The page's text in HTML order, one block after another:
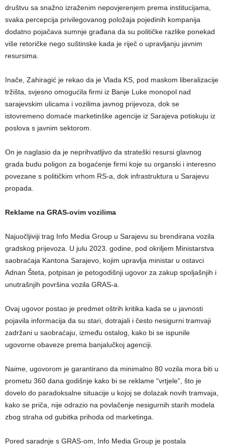
društvu sa snažno izraženim nepovjerenjem prema institucijama,
svaka percepcija privilegovanog položaja pojedinih kompanija
dodatno pojačava sumnje građana da su političke razlike ponekad
više retoričke nego suštinske kada je riječ o upravljanju javnim
resursima.
Inače, Zahiragić je rekao da je Vlada KS, pod maskom liberalizacije
tržišta, svjesno omogućila firmi iz Banje Luke monopol nad
sarajevskim ulicama i vozilima javnog prijevoza, dok se
istovremeno domaće marketinške agencije iz Sarajeva potiskuju iz
poslova s javnim sektorom.
On je naglasio da je neprihvatljivo da strateški resursi glavnog
grada budu poligon za bogaćenje firmi koje su organski i interesno
povezane s političkim vrhom RS-a, dok infrastruktura u Sarajevu
propada.
Reklame na GRAS-ovim vozilima
Najuočljiviji trag Info Media Group u Sarajevu su brendirana vozila
gradskog prijevoza. U julu 2023. godine, pod okriljem Ministarstva
saobraćaja Kantona Sarajevo, kojim upravlja ministar u ostavci
Adnan Šteta, potpisan je petogodišnji ugovor za zakup spoljašnjih i
unutrašnjih površina vozila GRAS-a.
Ovaj ugovor postao je predmet oštrih kritika kada se u javnosti
pojavila informacija da su stari, dotrajali i često nesigurni tramvaji
zadržani u saobraćaju, između ostalog, kako bi se ispunile
ugovorne obaveze prema banjalučkoj agenciji.
Naime, ugovorom je garantirano da minimalno 80 vozila mora biti u
prometu 360 dana godišnje kako bi se reklame “vrtjele”, što je
dovelo do paradoksalne situacije u kojoj se dolazak novih tramvaja,
kako se priča, nije odrazio na povlačenje nesigurnih starih modela
zbog straha od gubitka prihoda od marketinga.
Pored saradnje s GRAS-om, Info Media Group je postala